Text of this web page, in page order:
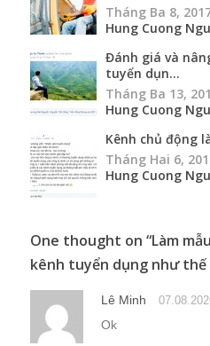
Tháng Ba 8,
Hung Cuong
Đánh giá và
tuyển dụn...
Tháng Ba 13,
Hung Cuong
Kênh chủ động
Tháng Hai 6,
Hung Cuong
One thought on “Làm
kênh tuyển dụng như thế
Lê Minh
Ok